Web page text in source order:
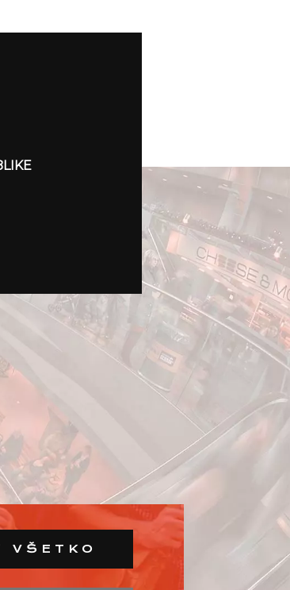
VŠETKO